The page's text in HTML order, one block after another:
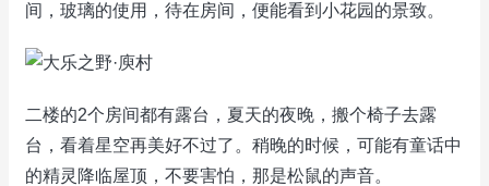
间，玻璃的使用，待在房间，便能看到小花园的景致。
二楼的2个房间都有露台，夏天的夜晚，搬个椅子去露
台，看着星空再美好不过了。稍晚的时候，可能有童话中
的精灵降临屋顶，不要害怕，那是松鼠的声音。